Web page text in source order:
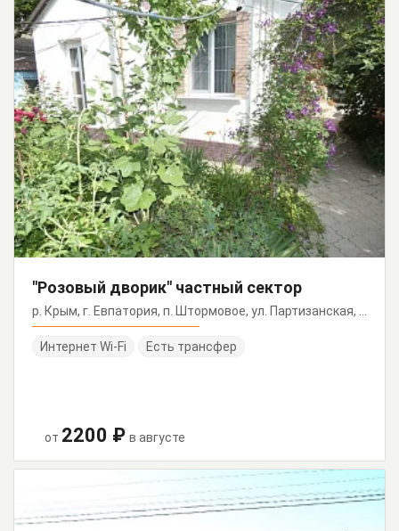
"Розовый дворик" частный сектор
Интернет Wi-Fi Есть трансфер
от 2200 ₽ в августе